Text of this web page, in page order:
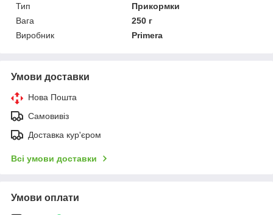
Тип
Прикормки
Вага
250 г
Виробник
Primera
Умови доставки
Нова Пошта
Самовивіз
Доставка кур'єром
Всі умови доставки
Умови оплати